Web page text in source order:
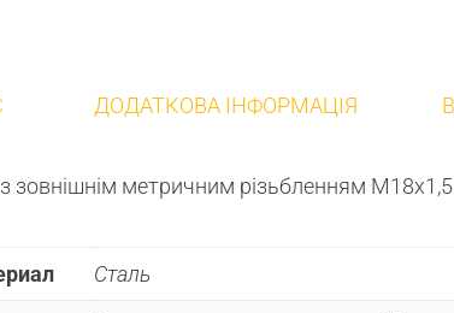
ДОДАТКОВА ІНФОРМАЦІЯ
зовнішнім метричним різьбленням
Сталь